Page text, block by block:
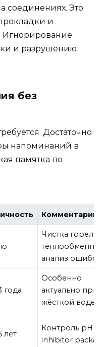
соединениях. Это
и
Игнорирование
и разрушению
без
Достаточно
напоминаний в
памятка по
Комментарии
Чистка
анализ ошибок
года
Особенно
актуально при
жёсткой воде
лет
Контроль pH и
inhibitor